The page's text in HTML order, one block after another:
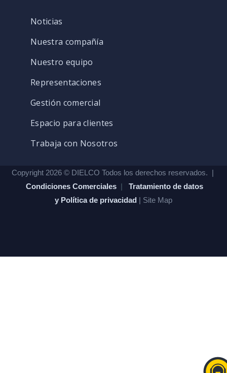
Noticias
Nuestra compañía
Nuestro equipo
Representaciones
Gestión comercial
Espacio para clientes
Trabaja con Nosotros
Copyright 2026 © DIELCO Todos los derechos reservados. |
Condiciones Comerciales | Tratamiento de datos
y Política de privacidad | Site Map